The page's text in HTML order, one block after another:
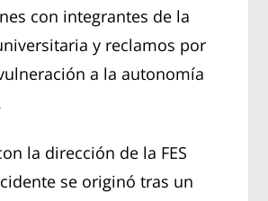
con integrantes de la
y reclamos por
a la autonomía
la dirección de la FES
se originó tras un